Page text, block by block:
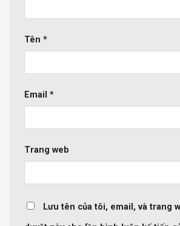
Tên *
Email *
Trang web
Lưu tên của tôi, email, và trang